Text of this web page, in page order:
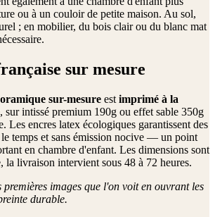
ou à un couloir de petite maison. Au sol,
; en mobilier, du bois clair ou du blanc mat
sur mesure
sur-mesure est imprimé à la
, sur intissé premium 190g ou effet sable 350g
Les encres latex écologiques garantissent des
le temps et sans émission nocive — un point
en chambre d'enfant. Les dimensions sont
la livraison intervient sous 48 à 72 heures.
images que l'on voit en ouvrant les
durable.